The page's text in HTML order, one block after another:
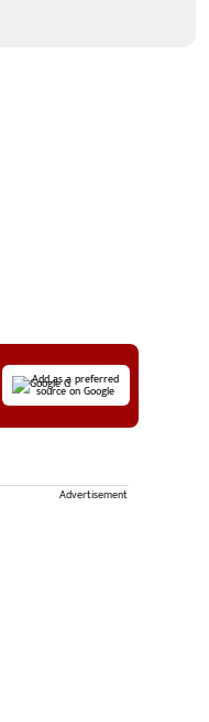
Add as a preferred
source on Google
Advertisement